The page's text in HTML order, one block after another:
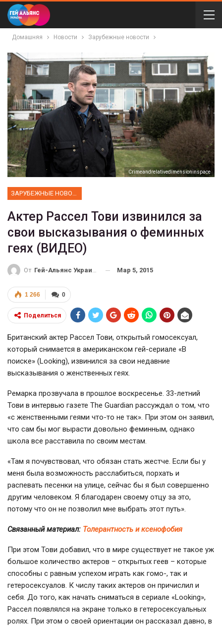
Домашняя Новости Зарубежные новости
Сrimeandrelativedimensioninspace
Актер Рассел Тови извинился за
свои высказывания о феминных
геях (ВИДЕО)
От Гей-Альянс Украина Мар 5, 2015
0
1 266
Поделиться
Британский актер Рассел Тови, открытый гомосексуал,
который снимается в американском гей-сериале «В
поиске» (Looking), извинился за свои недавние
высказывания о женственных геях.
Ремарка прозвучала в прошлое воскресенье. 33-летний
Тови в интервью газете The Guardian рассуждал о том, что
«с женственными геями что-то не так». При этом он заявил,
что сам бы мог вырасти довольно феминным, однако
школа все расставила по своим местам.
«Там я почувствовал, что обязан стать жестче. Если бы у
меня была возможность расслабиться, порхать и
распевать песенки на улице, сейчас бы я был совершенно
другим человеком. Я благодарен своему отцу за это,
потому что он не позволил мне выбрать этот путь».
Связанный материал: Толерантность и ксенофобия
При этом Тови добавил, что в мире существует не такое уж
большое количество актеров – открытых геев – которые
способны с равным успехом играть как гомо-, так и
гетеросексуалов. К числу таких актеров он причислил и
себя. До того, как начать сниматься в сериале «Looking»,
Рассел появлялся на экране только в гетеросексуальных
ролях. При этом о своей ориентации он рассказал давно, в